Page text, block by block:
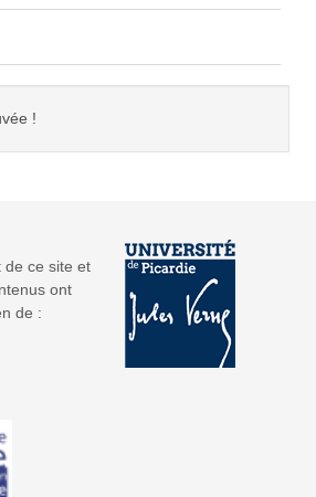
!
de ce site et
ont
de :